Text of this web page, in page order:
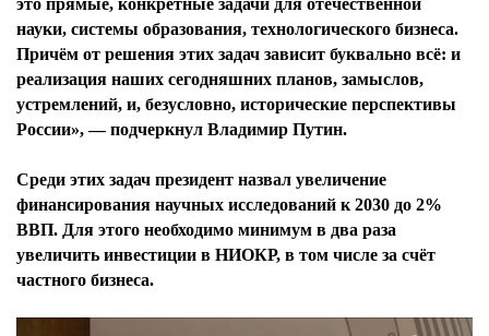
это прямые, конкретные задачи для отечественной
науки, системы образования, технологического бизнеса.
Причём от решения этих задач зависит буквально всё: и
реализация наших сегодняшних планов, замыслов,
устремлений, и, безусловно, исторические перспективы
России», — подчеркнул Владимир Путин.
Среди этих задач президент назвал увеличение
финансирования научных исследований к 2030 до 2%
ВВП. Для этого необходимо минимум в два раза
увеличить инвестиции в НИОКР, в том числе за счёт
частного бизнеса.